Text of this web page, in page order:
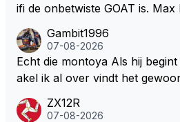
ifi de onbetwiste GOAT is.
milton, hahahaha. Latifi pakt ze
n dicht met als onbetwiste
S Lawson natuurlijk
Gambit1996
07-08-2026
Echt die montoya Als hij begint te praten op f1tv sch
akel ik al over vindt het
weet 🤮🤮
ZX12R
07-08-2026